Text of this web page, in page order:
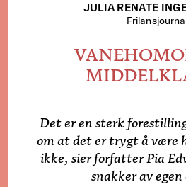
JULIA RENATE
Det er en sterk
om at det er trygt å være
ikke, sier forfatter Pia
snakker av